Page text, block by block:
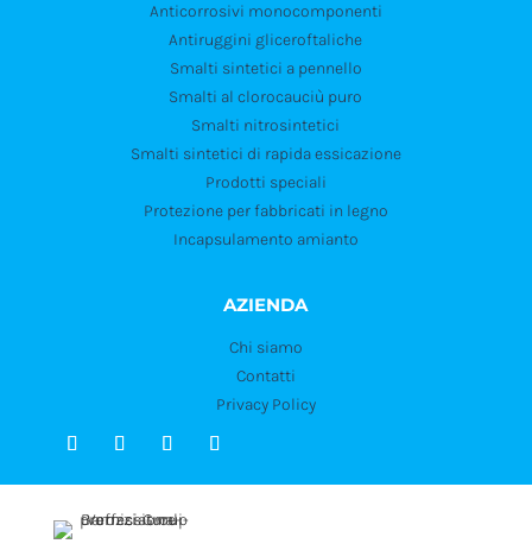
Anticorrosivi monocomponenti
Antiruggini gliceroftaliche
Smalti sintetici a pennello
Smalti al clorocauciù puro
Smalti nitrosintetici
Smalti sintetici di rapida essicazione
Prodotti speciali
Protezione per fabbricati in legno
Incapsulamento amianto
AZIENDA
Chi siamo
Contatti
Privacy Policy